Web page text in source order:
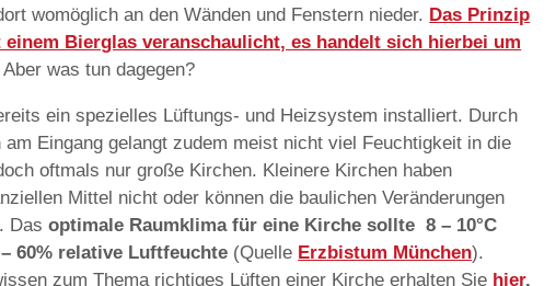
womöglich an den Wänden und Fenstern nieder. Das Prinzip
Bierglas veranschaulicht, es handelt sich hierbei um
Aber was tun dagegen?
ein spezielles Lüftungs- und Heizsystem installiert. Durch
am Eingang gelangt zudem meist nicht viel Feuchtigkeit in die
oftmals nur große Kirchen. Kleinere Kirchen haben
Mittel nicht oder können die baulichen Veränderungen
Dasoptimale Raumklima für eine Kirche sollte 8 – 10°C
60% relative Luftfeuchte (Quelle Erzbistum München).
zum Thema richtiges Lüften einer Kirche erhalten Sie hier.